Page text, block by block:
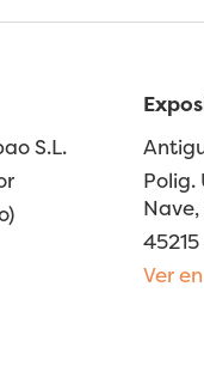
S.L.
Polig.
Ver